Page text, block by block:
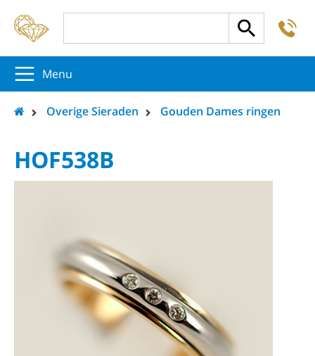
Menu
Overige Sieraden Gouden Dames ringen
HOF538B